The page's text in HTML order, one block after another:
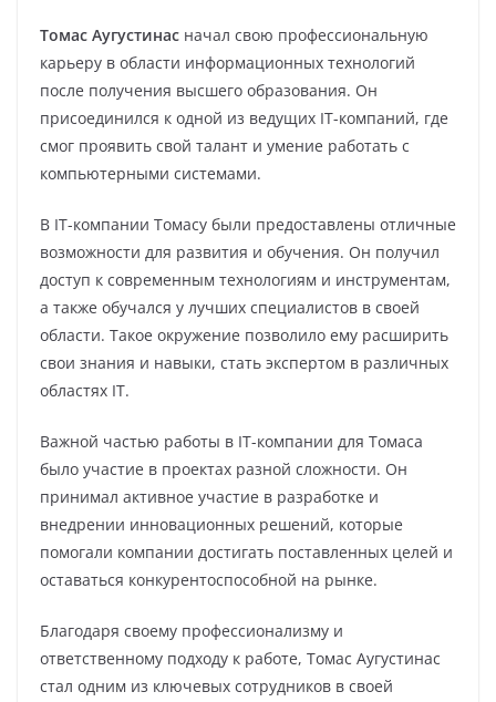
Томас Аугустинас начал свою профессиональную
карьеру в области информационных технологий
после получения высшего образования. Он
присоединился к одной из ведущих IT-компаний, где
смог проявить свой талант и умение работать с
компьютерными системами.
В IT-компании Томасу были предоставлены отличные
возможности для развития и обучения. Он получил
доступ к современным технологиям и инструментам,
а также обучался у лучших специалистов в своей
области. Такое окружение позволило ему расширить
свои знания и навыки, стать экспертом в различных
областях IT.
Важной частью работы в IT-компании для Томаса
было участие в проектах разной сложности. Он
принимал активное участие в разработке и
внедрении инновационных решений, которые
помогали компании достигать поставленных целей и
оставаться конкурентоспособной на рынке.
Благодаря своему профессионализму и
ответственному подходу к работе, Томас Аугустинас
стал одним из ключевых сотрудников в своей